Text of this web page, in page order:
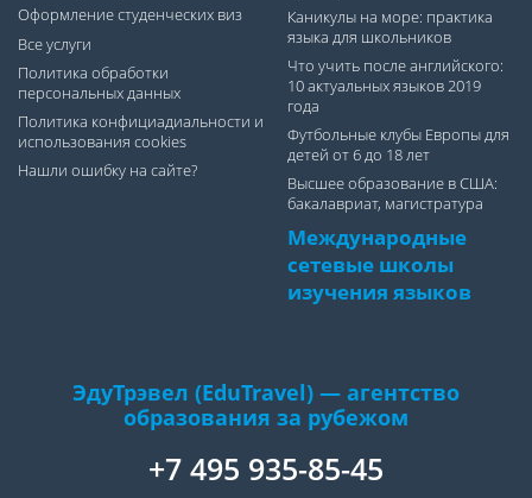
Оформление студенческих виз
Все услуги
Политика обработки
персональных данных
Политика конфициадиальности и
использования cookies
Нашли ошибку на сайте?
Каникулы на море: практика
языка для школьников
Что учить после английского:
10 актуальных языков 2019
года
Футбольные клубы Европы для
детей от 6 до 18 лет
Высшее образование в США:
бакалавриат, магистратура
Международные
сетевые школы
изучения языков
ЭдуТрэвел (EduTravel) — агентство
образования за рубежом
+7 495 935-85-45